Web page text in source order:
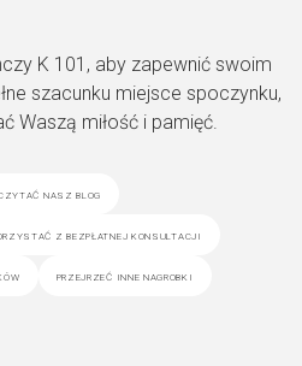
K 101, aby zapewnić swoim
szacunku miejsce spoczynku,
Waszą miłość i pamięć.
nasz blog
z bezpłatnej konsultacji
przejrzeć inne nagrobki